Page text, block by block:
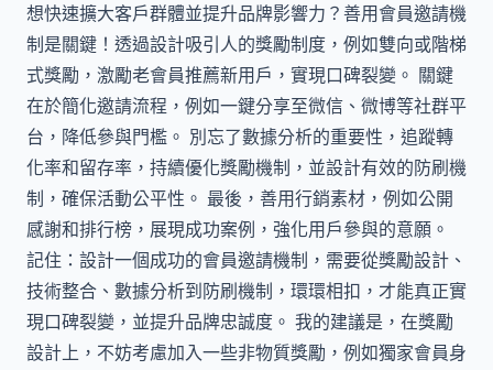
想快速擴大客戶群體並提升品牌影響力？善用會員邀請機
制是關鍵！透過設計吸引人的獎勵制度，例如雙向或階梯
式獎勵，激勵老會員推薦新用戶，實現口碑裂變。 關鍵
在於簡化邀請流程，例如一鍵分享至微信、微博等社群平
台，降低參與門檻。 別忘了數據分析的重要性，追蹤轉
化率和留存率，持續優化獎勵機制，並設計有效的防刷機
制，確保活動公平性。 最後，善用行銷素材，例如公開
感謝和排行榜，展現成功案例，強化用戶參與的意願。
記住：設計一個成功的會員邀請機制，需要從獎勵設計、
技術整合、數據分析到防刷機制，環環相扣，才能真正實
現口碑裂變，並提升品牌忠誠度。 我的建議是，在獎勵
設計上，不妨考慮加入一些非物質獎勵，例如獨家會員身